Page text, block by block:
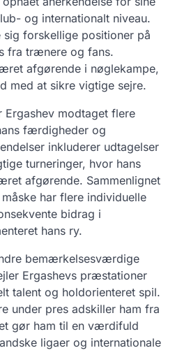
og internationalt niveau.
sig forskellige positioner på
fra trænere og fans.
afgørende i nøglekampe,
med at sikre vigtige sejre.
Ergashev modtaget flere
færdigheder og
inkluderer udtagelser
turneringer, hvor hans
afgørende. Sammenlignet
har flere individuelle
bidrag i
hans ry.
bemærkelsesværdige
Ergashevs præstationer
talent og holdorienteret spil.
under pres adskiller ham fra
gør ham til en værdifuld
ligaer og internationale